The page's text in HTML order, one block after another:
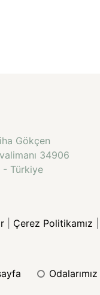
Gökçen
34906
- Türkiye
Çerez Politikamız
odalarımız